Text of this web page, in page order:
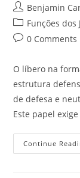
Post
author:
Benjamin
Post
category:
Funções dos
Post0 Comments
O líbero na
estrutura
de defesa e
Este papel
Continue